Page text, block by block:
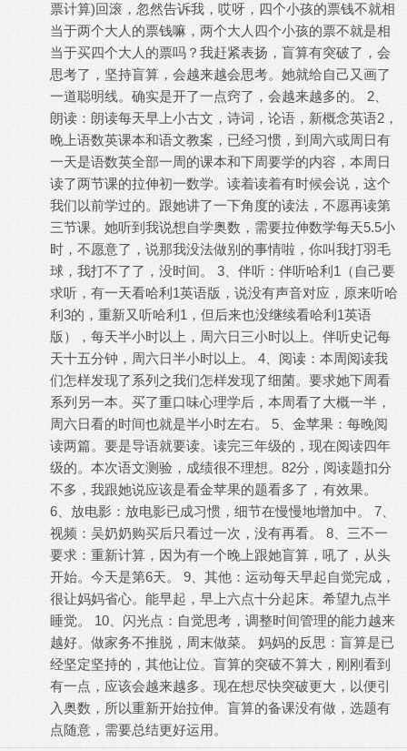
票计算)回滚，忽然告诉我，哎呀，四个小孩的票钱不就相
当于两个大人的票钱嘛，两个大人四个小孩的票不就是相
当于买四个大人的票吗？我赶紧表扬，盲算有突破了，会
思考了，坚持盲算，会越来越会思考。她就给自己又画了
一道聪明线。确实是开了一点窍了，会越来越多的。 2、
朗读：朗读每天早上小古文，诗词，论语，新概念英语2，
晚上语数英课本和语文教案，已经习惯，到周六或周日有
一天是语数英全部一周的课本和下周要学的内容，本周日
读了两节课的拉伸初一数学。读着读着有时候会说，这个
我们以前学过的。跟她讲了一下角度的读法，不愿再读第
三节课。她听到我说想自学奥数，需要拉伸数学每天5.5小
时，不愿意了，说那我没法做别的事情啦，你叫我打羽毛
球，我打不了了，没时间。 3、伴听：伴听哈利1（自己要
求听，有一天看哈利1英语版，说没有声音对应，原来听哈
利3的，重新又听哈利1，但后来也没继续看哈利1英语
版），每天半小时以上，周六日三小时以上。伴听史记每
天十五分钟，周六日半小时以上。 4、阅读：本周阅读我
们怎样发现了系列之我们怎样发现了细菌。要求她下周看
系列另一本。买了重口味心理学后，本周看了大概一半，
周六日看的时间也就是半小时左右。 5、金苹果：每晚阅
读两篇。要是导语就要读。读完三年级的，现在阅读四年
级的。本次语文测验，成绩很不理想。82分，阅读题扣分
不多，我跟她说应该是看金苹果的题看多了，有效果。
6、放电影：放电影已成习惯，细节在慢慢地增加中。 7、
视频：吴奶奶购买后只看过一次，没有再看。 8、三不一
要求：重新计算，因为有一个晚上跟她盲算，吼了，从头
开始。今天是第6天。 9、其他：运动每天早起自觉完成，
很让妈妈省心。能早起，早上六点十分起床。希望九点半
睡觉。 10、闪光点：自觉思考，调整时间管理的能力越来
越好。做家务不推脱，周末做菜。 妈妈的反思：盲算是已
经坚定坚持的，其他让位。盲算的突破不算大，刚刚看到
有一点，应该会越来越多。现在想尽快突破更大，以便引
入奥数，所以重新开始拉伸。盲算的备课没有做，选题有
点随意，需要总结更好运用。